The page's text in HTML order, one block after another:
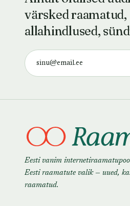
värsked raamatud,
allahindlused,
Eesti vanim
Eesti raamatute valik — uued,
raamatud.